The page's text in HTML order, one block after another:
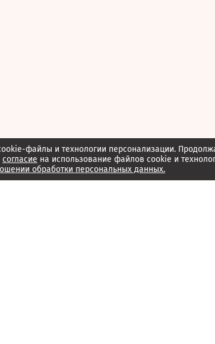
файлы и технологии персонализации.
согласие на использование файлов cookie и
обработки персональных данных.